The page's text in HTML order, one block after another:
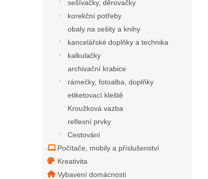
sešívačky, děrovačky
korekční potřeby
obaly na sešity a knihy
kancelářské doplňky a technika
kalkulačky
archivační krabice
rámečky, fotoalba, doplňky
etiketovací kleště
Kroužková vazba
reflexní prvky
Cestování
Počítače, mobily a příslušenství
Kreativita
Vybavení domácnosti